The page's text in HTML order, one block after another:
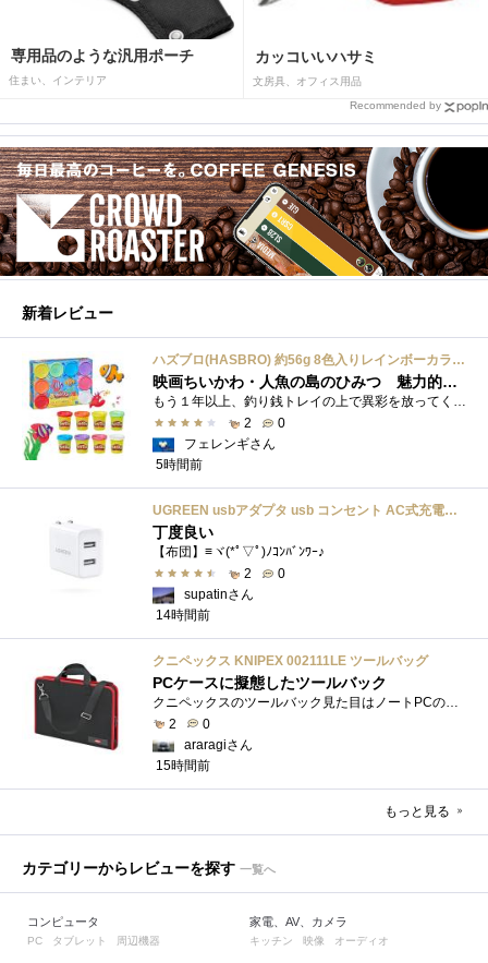
専用品のような汎用ポーチ
住まい、インテリア
カッコいいハサミ
文房具、オフィス用品
Recommended by
新着レビュー
ハズブロ(HASBRO) 約56g 8色入りレインボーカラーのプレイ・ドー、新学期用品、2才以上のプリスクールの子供向け、子供向けのアート&クラフト 粘土 ねんど、こどもの日、子供の日プレゼント
映画ちいかわ・人魚の島のひみつ 魅力的なビラン：セイレーンを造ってみた
もう１年以上、釣り銭トレイの上で異彩を放ってくれたミャクミャクのマグネット 映画ちいかわ人魚の島のひみつを鑑賞後、素敵なビランのセイ...
2
0
フェレンギさん
5時間前
UGREEN usbアダプタ usb コンセント AC式充電器 3.1A PSE認証済み 折りたたみ式プラグ 2ポート
丁度良い
【布団】≡ヾ(*ﾟ▽ﾟ)ﾉｺﾝﾊﾞﾝﾜｰ♪
2
0
supatinさん
14時間前
クニペックス KNIPEX 002111LE ツールバッグ
PCケースに擬態したツールバック
2
0
araragiさん
15時間前
もっと見る
カテゴリーからレビューを探す 一覧へ
コンピュータ
PC タブレット 周辺機器
家電、AV、カメラ
キッチン 映像 オーディオ